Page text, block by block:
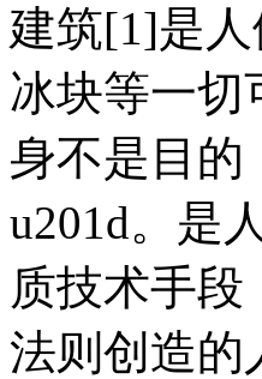
建筑[1]是
冰块等一切
身不是目的
u201d。是
质技术手
法则创造的